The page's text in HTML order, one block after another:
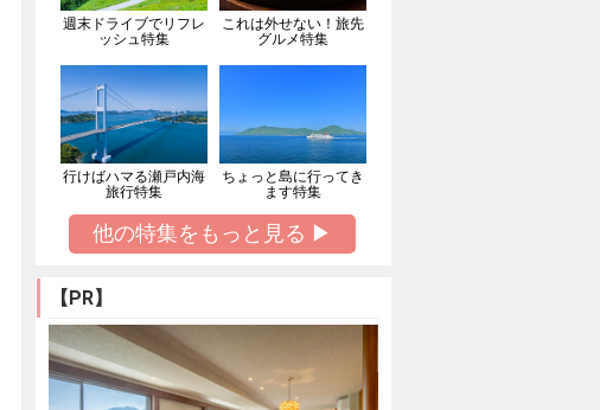
週末ドライブでリフレ
ッシュ特集
これは外せない！旅先
グルメ特集
行けばハマる瀬戸内海
旅行特集
ちょっと島に行ってき
ます特集
他の特集をもっと見る ▶
【PR】